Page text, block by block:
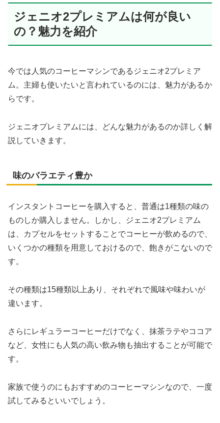
ジェニオ2プレミアムは何が良い
の？魅力を紹介
今では人気のコーヒーマシンであるジェニオ2プレミア
ム。主婦も使いたいと言われているのには、魅力があるか
らです。
ジェニオプレミアムには、どんな魅力があるのか詳しく解
説していきます。
味のバラエティ豊か
インスタントコーヒーを購入すると、普通は1種類の味の
ものしか購入しません。しかし、ジェニオ2プレミアム
は、カプセルをセットすることでコーヒーが飲めるので、
いくつかの種類を用意しておけるので、飽きがこないので
す。
その種類は15種類以上あり、それぞれで風味や味わいが
違います。
さらにレギュラーコーヒーだけでなく、抹茶ラテやココア
など、女性にも人気の高い飲み物も抽出することが可能で
す。
家族で使うのにもおすすめのコーヒーマシンなので、一度
試してみるといいでしょう。